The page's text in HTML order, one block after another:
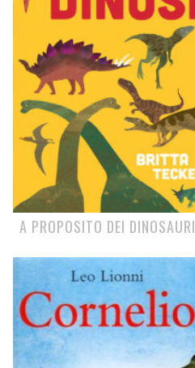
A PROPOSITO DEI DINOSAURI